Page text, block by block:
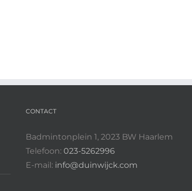
CONTACT
Badmintonplein 1, 2023 BW Haarlem
Telefoon: 023-5262996
E-mail: info@duinwijck.com